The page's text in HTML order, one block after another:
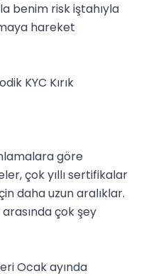
benim risk iştahıyla
hareket
KYC Kırık
göre
çok yıllı sertifikalar
daha uzun aralıklar.
çok şey
Ocak ayında